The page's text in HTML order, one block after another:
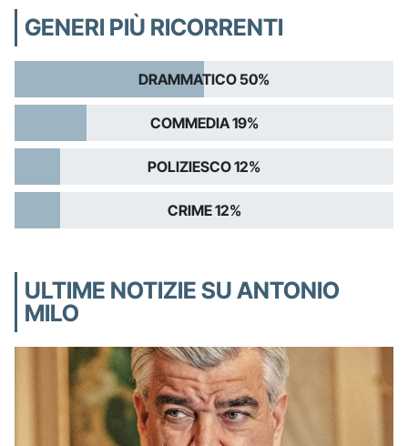
GENERI PIÙ RICORRENTI
DRAMMATICO 50%
COMMEDIA 19%
POLIZIESCO 12%
CRIME 12%
ULTIME NOTIZIE SU ANTONIO
MILO